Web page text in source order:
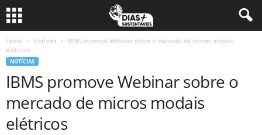
Home Notícias
IBMS promove Webinar sobre o mercado de micros modais
elétricos
NOTÍCIAS
IBMS promove Webinar sobre o
mercado de micros modais
elétricos